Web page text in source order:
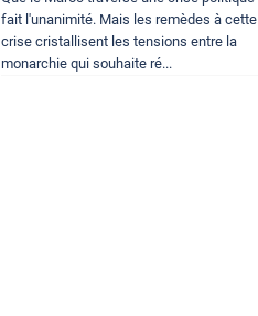
fait l'unanimité. Mais les remèdes à cette
crise cristallisent les tensions entre la
monarchie qui souhaite ré...